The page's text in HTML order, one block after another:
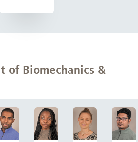
of Biomechanics &